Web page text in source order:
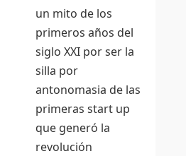
un mito de los
primeros años del
siglo XXI por ser la
silla por
antonomasia de las
primeras start up
que generó la
revolución